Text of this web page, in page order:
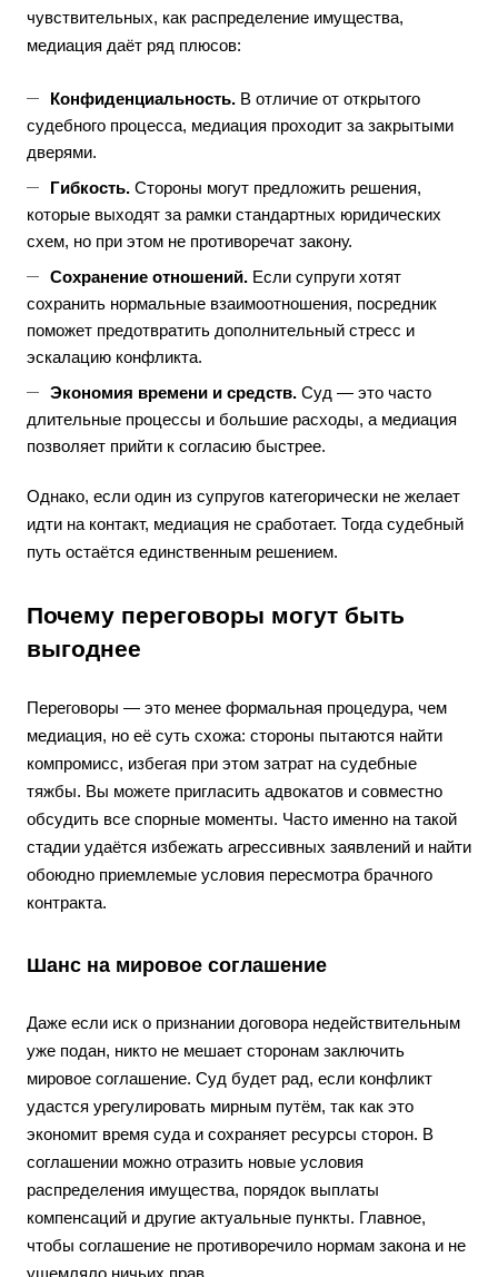
чувствительных, как распределение имущества,
медиация даёт ряд плюсов:
Конфиденциальность. В отличие от открытого
судебного процесса, медиация проходит за закрытыми
дверями.
Гибкость. Стороны могут предложить решения,
которые выходят за рамки стандартных юридических
схем, но при этом не противоречат закону.
Сохранение отношений. Если супруги хотят
сохранить нормальные взаимоотношения, посредник
поможет предотвратить дополнительный стресс и
эскалацию конфликта.
Экономия времени и средств. Суд — это часто
длительные процессы и большие расходы, а медиация
позволяет прийти к согласию быстрее.
Однако, если один из супругов категорически не желает
идти на контакт, медиация не сработает. Тогда судебный
путь остаётся единственным решением.
Почему переговоры могут быть
выгоднее
Переговоры — это менее формальная процедура, чем
медиация, но её суть схожа: стороны пытаются найти
компромисс, избегая при этом затрат на судебные
тяжбы. Вы можете пригласить адвокатов и совместно
обсудить все спорные моменты. Часто именно на такой
стадии удаётся избежать агрессивных заявлений и найти
обоюдно приемлемые условия пересмотра брачного
контракта.
Шанс на мировое соглашение
Даже если иск о признании договора недействительным
уже подан, никто не мешает сторонам заключить
мировое соглашение. Суд будет рад, если конфликт
удастся урегулировать мирным путём, так как это
экономит время суда и сохраняет ресурсы сторон. В
соглашении можно отразить новые условия
распределения имущества, порядок выплаты
компенсаций и другие актуальные пункты. Главное,
чтобы соглашение не противоречило нормам закона и не
ущемляло ничьих прав.